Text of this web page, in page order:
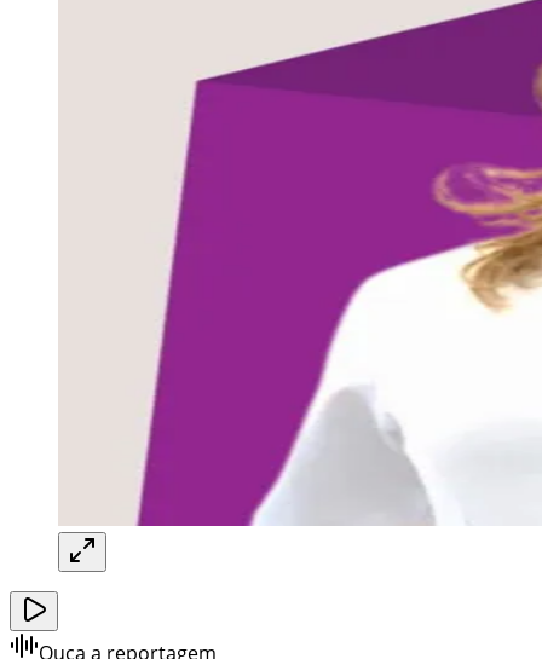
Ouça a reportagem